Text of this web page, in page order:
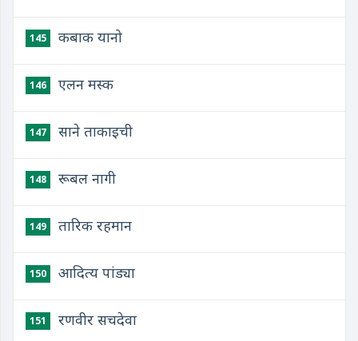
145 कबाक यानो
146 एलन मस्क
147 साने ताकाइची
148 रूबल नागी
149 तारिक रहमान
150 आदित्य पांड्या
151 रणवीर सचदेवा